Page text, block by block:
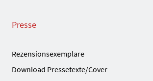
Presse
Rezensionsexemplare
Download Pressetexte/Cover